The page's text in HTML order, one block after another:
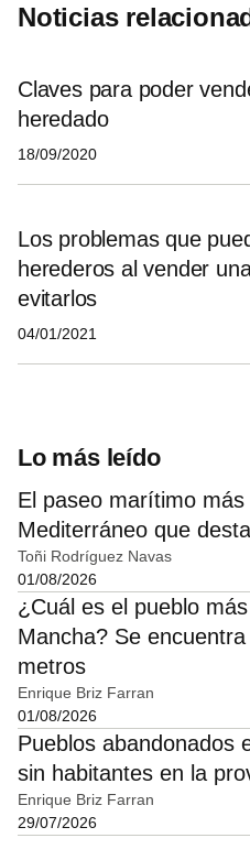
Noticias
Claves para poder
heredado
18/09/2020
Los problemas que
herederos al vender
evitarlos
04/01/2021
Lo más leído
El paseo marítimo más
Mediterráneo que
Toñi Rodríguez Navas
01/08/2026
¿Cuál es el pueblo
Mancha? Se
metros
Enrique Briz Farran
01/08/2026
Pueblos abandonados
sin habitantes en la
Enrique Briz Farran
29/07/2026